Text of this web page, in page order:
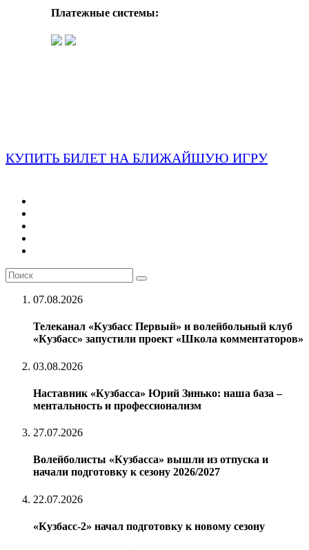
Платежные системы:
КУПИТЬ БИЛЕТ НА БЛИЖАЙШУЮ ИГРУ
07.08.2026
Телеканал «Кузбасс Первый» и волейбольный клуб
«Кузбасс» запустили проект «Школа комментаторов»
03.08.2026
Наставник «Кузбасса» Юрий Зинько: наша база –
ментальность и профессионализм
27.07.2026
Волейболисты «Кузбасса» вышли из отпуска и
начали подготовку к сезону 2026/2027
22.07.2026
«Кузбасс-2» начал подготовку к новому сезону